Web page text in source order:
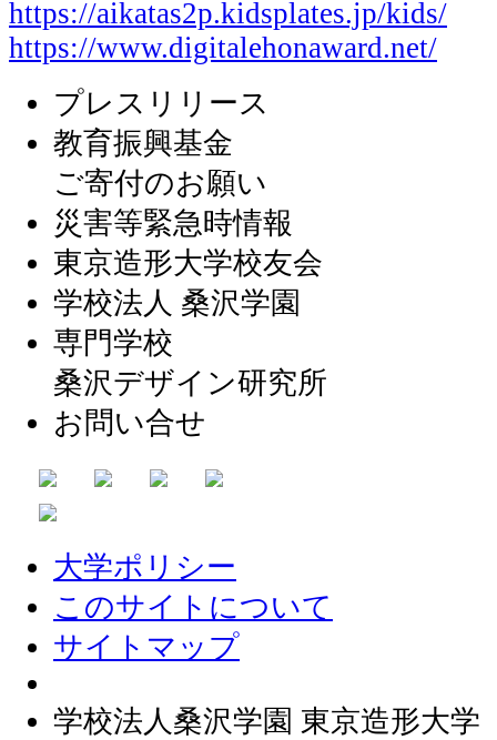
https://aikatas2p.kidsplates.jp/kids/
https://www.digitalehonaward.net/
プレスリリース
教育振興基金
ご寄付のお願い
災害等緊急時情報
東京造形大学校友会
学校法人 桑沢学園
専門学校
桑沢デザイン研究所
お問い合せ
大学ポリシー
このサイトについて
サイトマップ
学校法人桑沢学園 東京造形大学